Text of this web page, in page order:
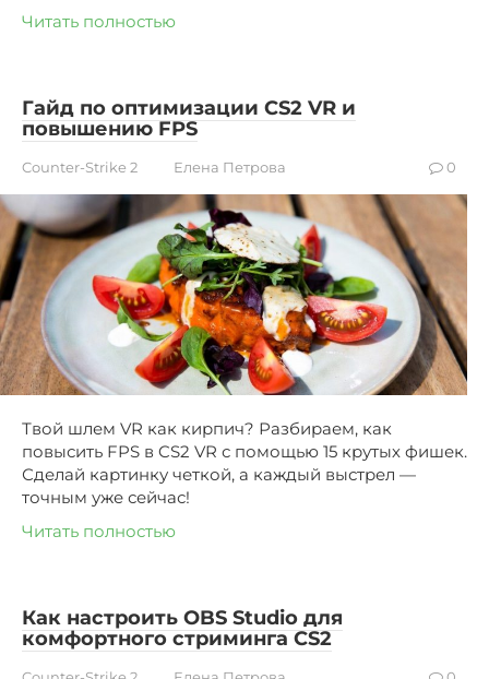
Читать полностью
Гайд по оптимизации CS2 VR и
повышению FPS
Counter-Strike 2 Елена Петрова 0
Твой шлем VR как кирпич? Разбираем, как
повысить FPS в CS2 VR с помощью 15 крутых фишек.
Сделай картинку четкой, а каждый выстрел —
точным уже сейчас!
Читать полностью
Как настроить OBS Studio для
комфортного стриминга CS2